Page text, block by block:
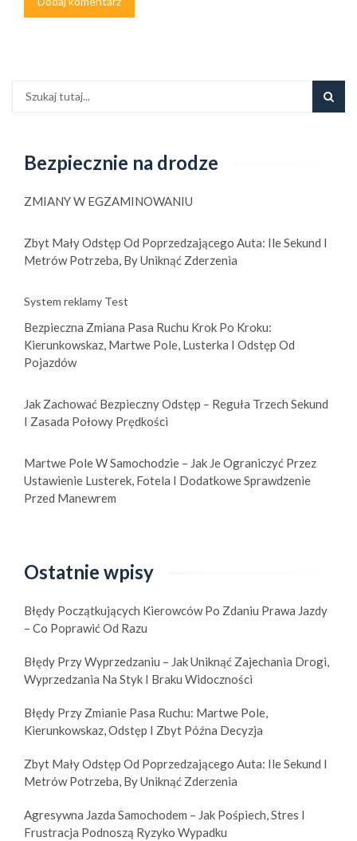
Bezpiecznie na drodze
ZMIANY W EGZAMINOWANIU
Zbyt Mały Odstęp Od Poprzedzającego Auta: Ile Sekund I
Metrów Potrzeba, By Uniknąć Zderzenia
System reklamy Test
Bezpieczna Zmiana Pasa Ruchu Krok Po Kroku:
Kierunkowskaz, Martwe Pole, Lusterka I Odstęp Od
Pojazdów
Jak Zachować Bezpieczny Odstęp – Reguła Trzech Sekund
I Zasada Połowy Prędkości
Martwe Pole W Samochodzie – Jak Je Ograniczyć Przez
Ustawienie Lusterek, Fotela I Dodatkowe Sprawdzenie
Przed Manewrem
Ostatnie wpisy
Błędy Początkujących Kierowców Po Zdaniu Prawa Jazdy
– Co Poprawić Od Razu
Błędy Przy Wyprzedzaniu – Jak Uniknąć Zajechania Drogi,
Wyprzedzania Na Styk I Braku Widoczności
Błędy Przy Zmianie Pasa Ruchu: Martwe Pole,
Kierunkowskaz, Odstęp I Zbyt Późna Decyzja
Zbyt Mały Odstęp Od Poprzedzającego Auta: Ile Sekund I
Metrów Potrzeba, By Uniknąć Zderzenia
Agresywna Jazda Samochodem – Jak Pośpiech, Stres I
Frustracja Podnoszą Ryzyko Wypadku